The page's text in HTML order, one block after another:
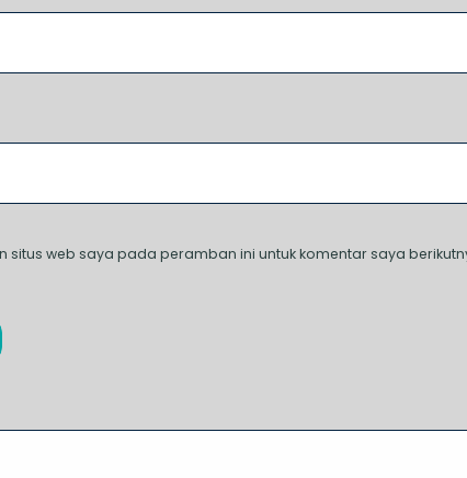
situs web saya pada peramban ini untuk komentar saya